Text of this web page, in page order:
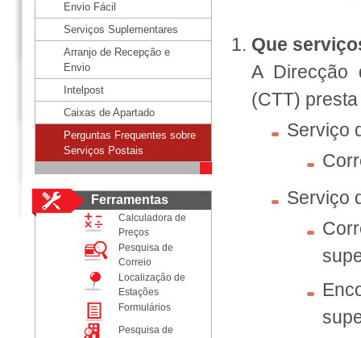
Envio Fácil
Serviços Suplementares
Arranjo de Recepção e
Envio
Intelpost
Caixas de Apartado
Perguntas Frequentes sobre
Serviços Postais
Ferramentas
Calculadora de
Preços
Pesquisa de
Correio
Localização de
Estações
Formulários
Pesquisa de
Que
A Direcção
(CTT)
Serviço
Serviço